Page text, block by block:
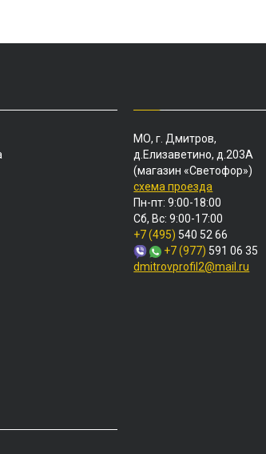
МО, г. Дмитров,
д.Елизаветино, д.203А
(магазин «Светофор»)
схема проезда
Пн-пт: 9:00-18:00
Сб, Вс: 9:00-17:00
+7 (495) 540 52 66
+7 (977) 591 06 35
dmitrovprofil2@mail.ru